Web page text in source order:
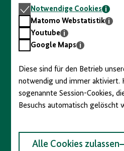
Notwendige
Cookies
Notwendige Cookies
Matomo
Webstatistik
Matomo Webstatistik
Youtube
Youtube
GoogleGoogle Maps
Diese sind für den Betrieb
notwendig und immer aktiviert.
sogenannte Session-Cookies,
Besuchs automatisch gelöscht
Alle Cookies zulassen